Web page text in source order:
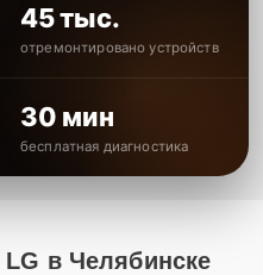
45 тыс.
отремонтировано устройств
30 мин
бесплатная диагностика
в Челябинске